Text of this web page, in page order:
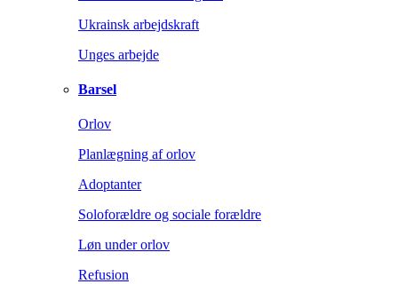
Ukrainsk arbejdskraft
Unges arbejde
Barsel
Orlov
Planlægning af orlov
Adoptanter
Soloforældre og sociale forældre
Løn under orlov
Refusion